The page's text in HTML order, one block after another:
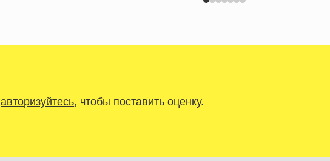
авторизуйтесь, чтобы поставить оценку.